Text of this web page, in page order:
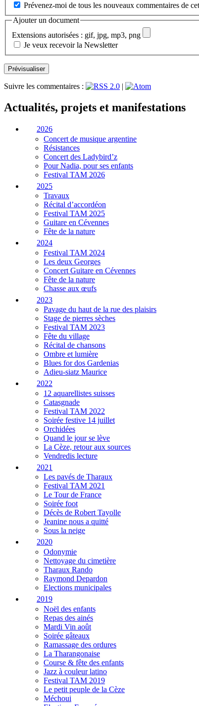
Prévenez-moi de tous les nouveaux commentaires de
Ajouter un document
Extensions autorisées : gif, jpg, mp3, png
Je veux recevoir la Newsletter
Suivre les commentaires : |
Actualités, projets et manifestations
2026
Concert de musique argentine
Résistances
Concert des Ladybird’z
Pour Nadia, pour ses enfants
Festival TAM 2026
2025
Travaux
Récital d’accordéon
Festival TAM 2025
Guitare en Cévennes
Fête de la nature
2024
Festival TAM 2024
Les deux Georges
Concert Guitare en Cévennes
Fête de la nature
Chasse aux œufs
2023
Pavage du haut de la rue des plaisirs
Stage de pierres sèches
Festival TAM 2023
Fête du village
Récital de chansons
Ombre et lumière
Blues for dos Gardenias
Adieu-siatz Maurice
2022
12 aquarellistes suisses
Catasgnade
Festival TAM 2022
Soirée festive 14 juillet
Orchidées
Quand le jour se lève
La Cèze, retour aux sources
Vendredis lecture
2021
Les pavés de Tharaux
Festival TAM 2021
Le Tour de France
Soirée foot
Décès de Robert Tayolle
Jeanine nous a quitté
Sous la neige
2020
Odonymie
Nettoyage du cimetière
Tharaux Rando
Raymond Depardon
Elections municipales
2019
Noël des enfants
Repas des ainés
Mardi Vin août
Soirée gâteaux
Ramassage des ordures
La Tharangonaise
Course & fête des enfants
Jazz à couleur latino
Festival TAM 2019
Le petit peuple de la Cèze
Méchoui